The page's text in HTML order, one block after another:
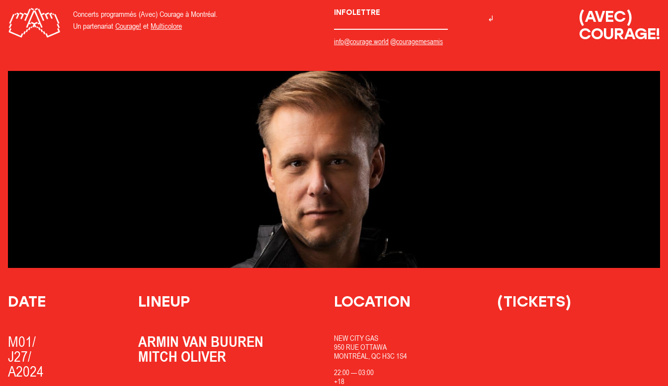
Concerts programmés (Avec) Courage à Montréal.
Un partenariatCourage! et Multicolore
INFOLETTRE
info@courage.world @couragemesamis
(AVEC)
COURAGE!
DATE LINEUP LOCATION (TICKETS)
M01/
J27/
A2024
ARMIN VAN BUUREN
MITCH OLIVER
NEW CITY GAS
950 RUE OTTAWA
MONTRÉAL, QC H3C 1S4
22:00—03:00
+18